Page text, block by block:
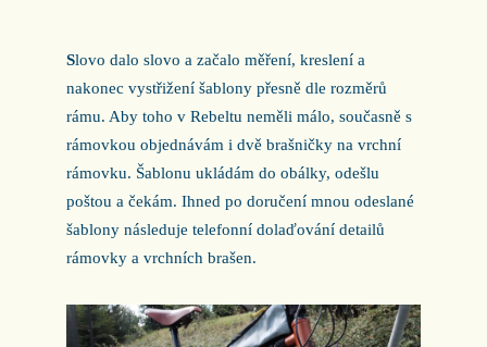
Slovo dalo slovo a začalo měření, kreslení a
nakonec vystřižení šablony přesně dle rozměrů
rámu. Aby toho v Rebeltu neměli málo, současně s
rámovkou objednávám i dvě brašničky na vrchní
rámovku. Šablonu ukládám do obálky, odešlu
poštou a čekám. Ihned po doručení mnou odeslané
šablony následuje telefonní dolaďování detailů
rámovky a vrchních brašen.